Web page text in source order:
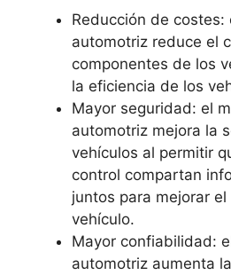
Reducción de
automotriz reduce el
componentes de los
la eficiencia de los
Mayor seguridad: el
automotriz mejora la
vehículos al permitir
control compartan
juntos para mejorar
vehículo.
Mayor confiabilidad:
automotriz aumenta